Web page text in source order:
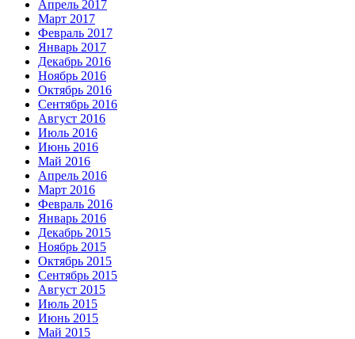
Апрель 2017
Март 2017
Февраль 2017
Январь 2017
Декабрь 2016
Ноябрь 2016
Октябрь 2016
Сентябрь 2016
Август 2016
Июль 2016
Июнь 2016
Май 2016
Апрель 2016
Март 2016
Февраль 2016
Январь 2016
Декабрь 2015
Ноябрь 2015
Октябрь 2015
Сентябрь 2015
Август 2015
Июль 2015
Июнь 2015
Май 2015